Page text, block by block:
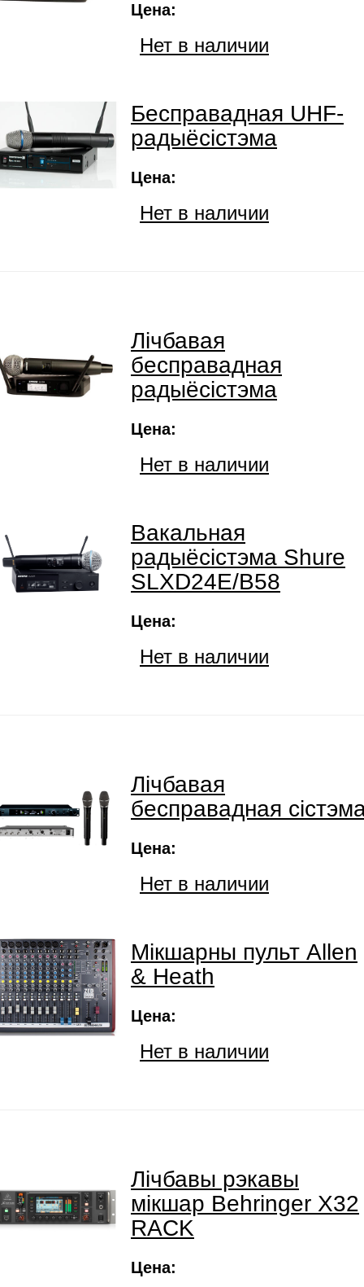
Цена:
Нет в наличии
Бесправадная UHF-
радыёсістэма
Цена:
Нет в наличии
Лічбавая
бесправадная
радыёсістэма
Цена:
Нет в наличии
Вакальная
радыёсістэма Shure
SLXD24E/B58
Цена:
Нет в наличии
Лічбавая
бесправадная
Цена:
Нет в наличии
Мікшарны пульт Allen
& Heath
Цена:
Нет в наличии
Лічбавы рэкавы
мікшар Behringer X32
RACK
Цена: